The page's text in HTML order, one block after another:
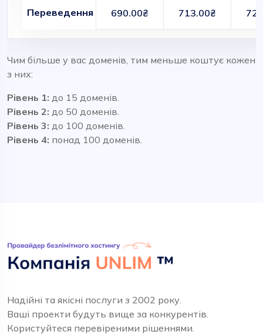
Переведення 690.00₴ 713.00₴
Чим більше у вас доменів, тим меньше коштує кожен
з них:
Рівень 1: до 15 доменів.
Рівень 2: до 50 доменів.
Рівень 3: до 100 доменів.
Рівень 4: понад 100 доменів.
Надійні та якісні послуги з 2002 року.
Ваші проекти будуть вище за конкурентів.
Користуйтеся перевіреними рішеннями.